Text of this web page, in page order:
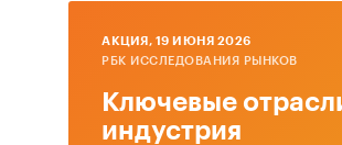
AКЦИЯ, 19 ИЮНЯ 2026
РБК ИССЛЕДОВАНИЯ РЫНКОВ
Ключевые
индустрия